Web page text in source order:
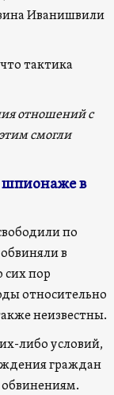
Иванишвили
тактика
отношений с
смогли
шпионаже в
по
в
сих пор
относительно
неизвестны.
либо условий,
граждан